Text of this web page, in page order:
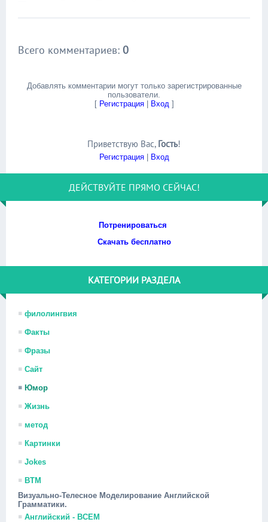
Всего комментариев: 0
Добавлять комментарии могут только зарегистрированные
пользователи.
[ Регистрация| Вход]
Приветствую Вас, Гость!
Регистрация| Вход
ДЕЙСТВУЙТЕ ПРЯМО СЕЙЧАС!
Потренироваться
Скачать бесплатно
КАТЕГОРИИ РАЗДЕЛА
филолингвия
Факты
Фразы
Сайт
Юмор
Жизнь
метод
Картинки
Jokes
ВТМ
Визуально-Телесное Моделирование Английской
Грамматики.
Английский - ВСЕМ